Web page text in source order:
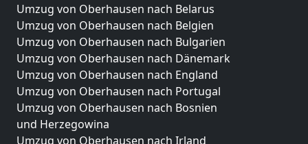
Umzug von Oberhausen nach Belarus
Umzug von Oberhausen nach Belgien
Umzug von Oberhausen nach Bulgarien
Umzug von Oberhausen nach Dänemark
Umzug von Oberhausen nach England
Umzug von Oberhausen nach Portugal
Umzug von Oberhausen nach Bosnien
und Herzegowina
Umzug von Oberhausen nach Irland